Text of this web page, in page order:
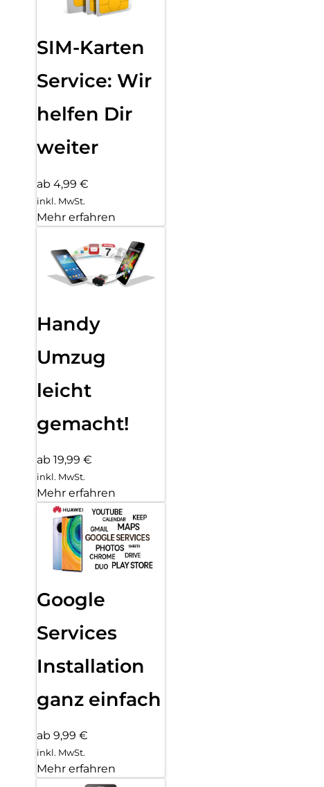
SIM-Karten
Service: Wir
helfen Dir
weiter
ab 4,99 €
inkl. MwSt.
Mehr erfahren
Handy
Umzug
leicht
gemacht!
ab 19,99 €
inkl. MwSt.
Mehr erfahren
Google
Services
Installation
ganz einfach
ab 9,99 €
inkl. MwSt.
Mehr erfahren